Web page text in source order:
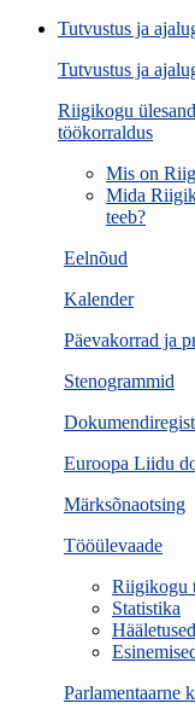
Eelnõud
Kalender
Päevakorrad ja
Stenogrammid
Euroopa Liidu
Märksõnaotsing
Tööülevaade
Riigikogu
Statistika
Hääletused
Parlamentaarne
Tutvustus ja
Tutvustus ja
Riigikogu
töökorraldus
Mis on
Mida
teeb?